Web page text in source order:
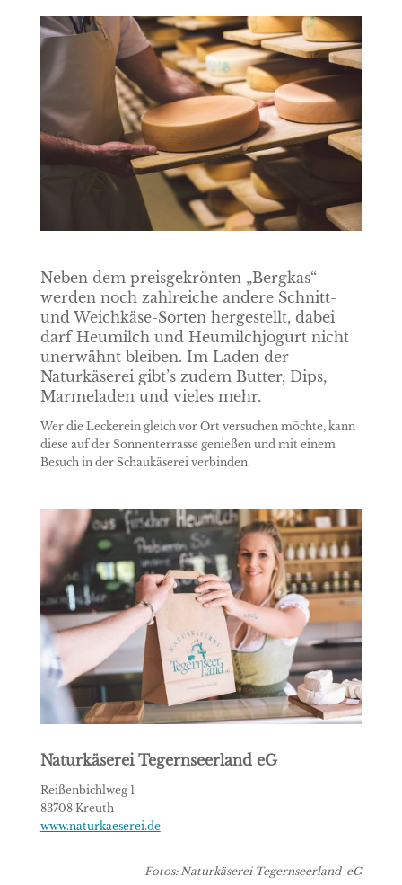
Neben dem preisgekrönten „Bergkas“
werden noch zahlreiche andere Schnitt-
und Weichkäse-Sorten hergestellt, dabei
darf Heumilch und Heumilchjogurt nicht
unerwähnt bleiben. Im Laden der
Naturkäserei gibt’s zudem Butter, Dips,
Marmeladen und vieles mehr.
Wer die Leckerein gleich vor Ort versuchen möchte, kann
diese auf der Sonnenterrasse genießen und mit einem
Besuch in der Schaukäserei verbinden.
Naturkäserei Tegernseerland eG
Reißenbichlweg 1
83708 Kreuth
www.naturkaeserei.de
Fotos: Naturkäserei Tegernseerland eG